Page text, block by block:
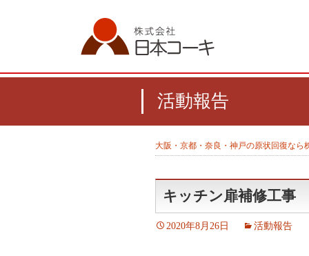
活動報告
大阪・京都・奈良・神戸の原状回復なら
キッチン扉補修工事
2020年8月26日 活動報告